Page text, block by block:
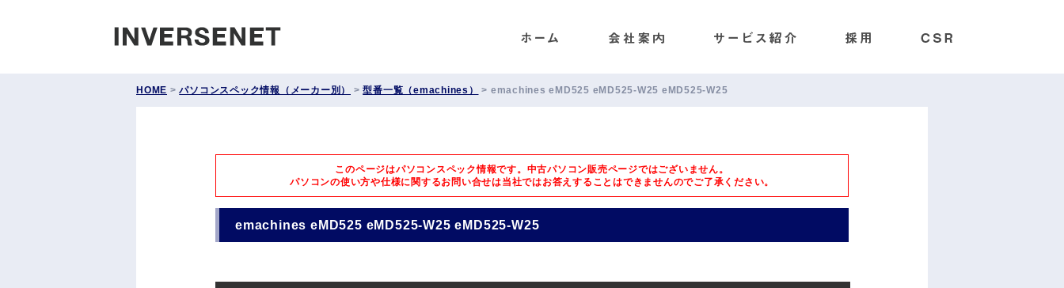
HOME >パソコンスペック情報（メーカー別） >型番一覧（emachines） > emachines eMD525 eMD525-W25 eMD525-W25
このページはパソコンスペック情報です。中古パソコン販売ページではございません。
パソコンの使い方や仕様に関するお問い合せは当社ではお答えすることはできませんのでご了承ください。
emachines eMD525 eMD525-W25 eMD525-W25